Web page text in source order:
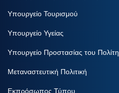
Υπουργείο Τουρισμού
Υπουργείο Υγείας
Υπουργείο Προστασίας του Πολίτη
Μεταναστευτική Πολιτική
Εκπρόσωπος Τύπου